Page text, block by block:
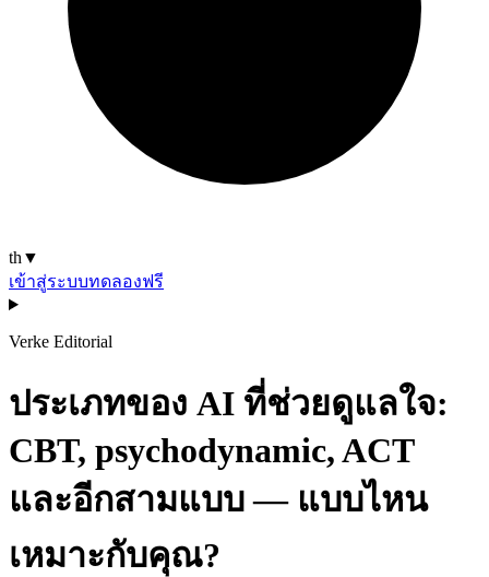
th ▼
เข้าสู่ระบบทดลองฟรี
Verke Editorial
ประเภทของ AI ที่ช่วยดูแลใจ:
CBT, psychodynamic, ACT
และอีกสามแบบ — แบบไหน
เหมาะกับคุณ?